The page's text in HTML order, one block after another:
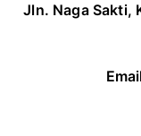
Jln. Naga Sakti,